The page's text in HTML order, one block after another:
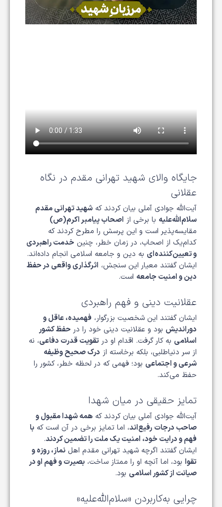
جایگاه والای شهید تهرانی مقدم در نگاه
عقلانی
آیت‌الله جوادی آملی بیان کردند که شهید تهرانی مقدم
سلام‌الله‌علیه با برخی از اصحاب پیامبر اکرم(ص)
مقایسه‌پذیر است و این پرسش را مطرح کردند که
کدام‌یک از اصحاب، در زمان خطر، چنین خدمت راهبردی
و تعیین‌کننده‌ای به دین و جامعه اسلامی انجام داده‌اند.
ایشان گفتند معیار این سنجش، اثرگذاری واقعی در حفظ
دین و امنیت جامعه است.
عقلانیت دینی و فهم راهبردی
ایشان گفتند این شخصیت بزرگوار، فهمیده، عاقل و
دوراندیش بود و عقلانیت دینی خود را در حفظ کشور
اسلامی به کار گرفت. اقدام او در تقویت قدرت دفاعی، نه
از سر دنیاطلبی، بلکه برخاسته از درک صحیح وظیفه
شرعی و اجتماعی بود؛ فهمی که در لحظه خطر، کشور را
حفظ می‌کند.
تمایز حقیقی در میان شهدا
آیت‌الله جوادی آملی بیان کردند که همه شهدا مقبول و
صاحب درجات رفیع‌اند، اما تمایز برخی در آن است که با
فهم و درایت خود، امنیت یک ملت را تضمین کردند.
ایشان گفتند اگرچه شهید تهرانی مقدم اهل نماز، روزه و
تقوا بود، اما آنچه او را ممتاز ساخت، بصیرت و فهم او در
صیانت از کشور اسلامی بود.
چرایی به‌کاربردن «سلام‌الله‌علیه»